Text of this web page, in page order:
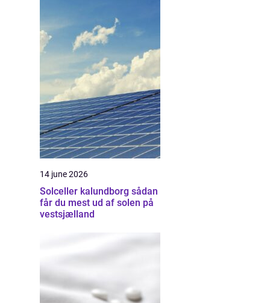
14 june 2026
Solceller kalundborg sådan
får du mest ud af solen på
vestsjælland